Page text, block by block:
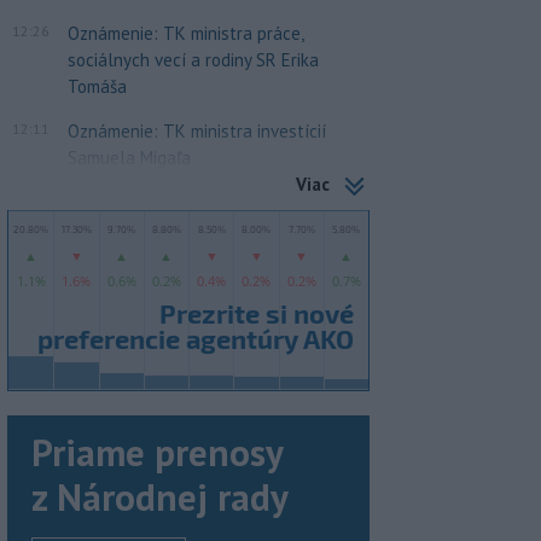
12:26
Oznámenie: TK ministra práce,
sociálnych vecí a rodiny SR Erika
Tomáša
Oznámenie: TK ministra investícií
Samuela Migaľa
Viac
Priame prenosy
z Národnej rady